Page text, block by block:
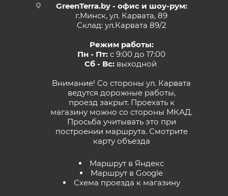
GreenTerra.by - офис и шоу-рум:
г.Минск, ул. Карвата, 89
Склад: ул.Карвата 89/2
Режим работы:
Пн - Пт: с 9:00 до 17:00
Сб - Вс:выходной
Внимание! Со стороны ул. Карвата
ведутся дорожные работы,
проезд закрыт. Проехать к
магазину можно со стороны МКАД.
Просьба учитывать это при
построении маршрута. Смотрите
карту объезда
Маршрут в Яндекс
Маршрут в Google
Схема проезда к магазину